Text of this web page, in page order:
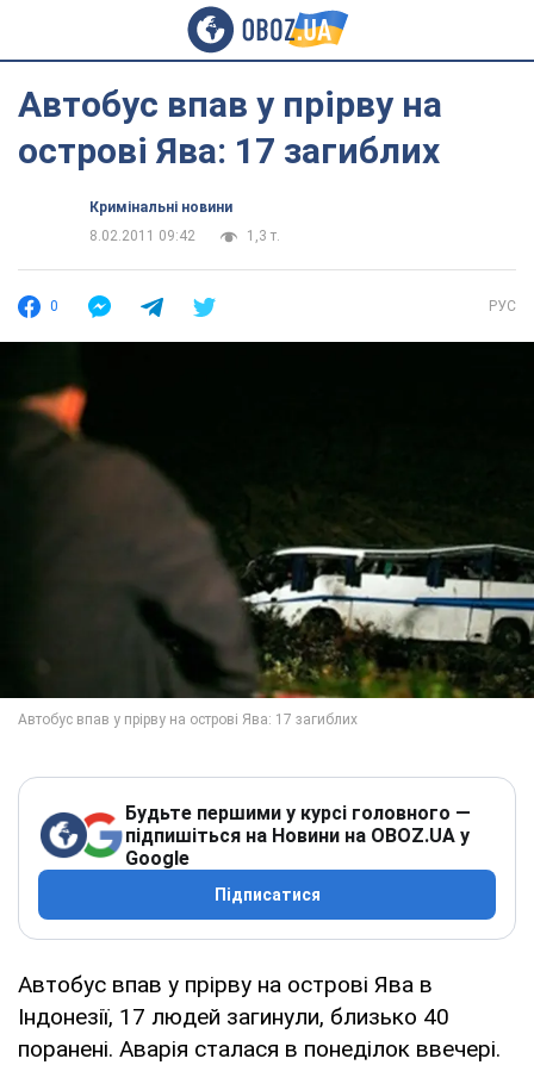
Автобус впав у прірву на
острові Ява: 17 загиблих
Кримінальні новини
8.02.2011 09:42
1,3 т.
0 РУС
Будьте першими у курсі головного —
підпишіться на Новини на OBOZ.UA у
Google
Підписатися
Автобус впав у прірву на острові Ява в
Індонезії, 17 людей загинули, близько 40
поранені. Аварія сталася в понеділок ввечері.